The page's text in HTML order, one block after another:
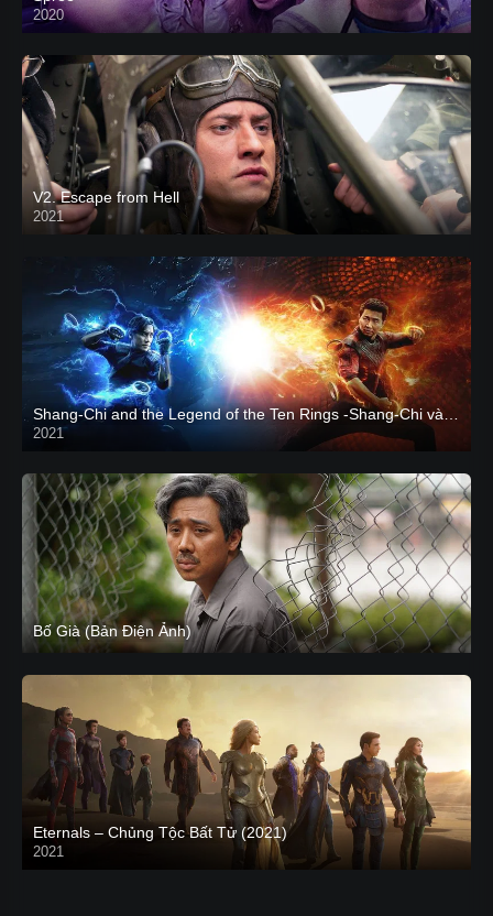
2020
V2. Escape from Hell
2021
2021
CAM
Bố Già (Bản Điện Ảnh)
Eternals – Chủng Tộc Bất Tử (2021)
2021
Trailer